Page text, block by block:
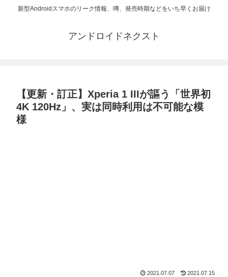
新型Androidスマホのリーク情報、噂、発売時期などをいち早くお届け
アンドロイドネクスト
【更新・訂正】Xperia 1 IIIが謳う「世界初
4K 120Hz」、実は同時利用は不可能な模
様
2021.07.07 2021.07.15